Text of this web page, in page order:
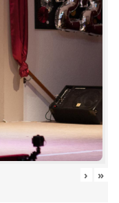
› »